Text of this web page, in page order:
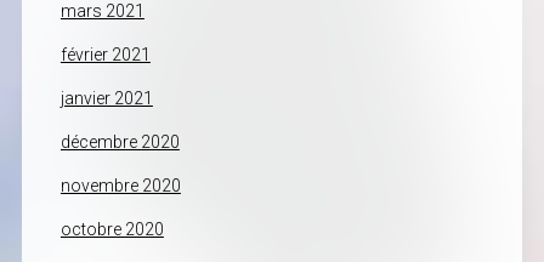
mars 2021
février 2021
janvier 2021
décembre 2020
novembre 2020
octobre 2020